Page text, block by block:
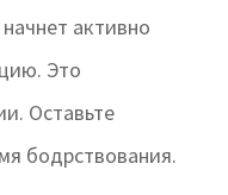
активно
Это
Оставьте
бодрствования.